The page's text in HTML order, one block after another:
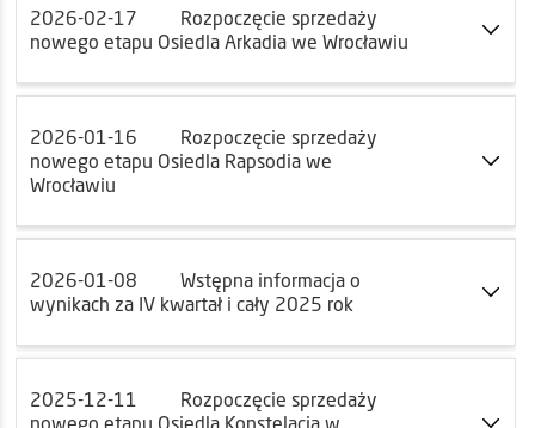
2026-02-17
Rozpoczęcie sprzedaży
nowego etapu Osiedla Arkadia we Wrocławiu
2026-01-16
Rozpoczęcie sprzedaży
nowego etapu Osiedla Rapsodia we
Wrocławiu
2026-01-08
Wstępna informacja o
wynikach za IV kwartał i cały 2025 rok
2025-12-11
Rozpoczęcie sprzedaży
nowego etapu Osiedla Konstelacja w